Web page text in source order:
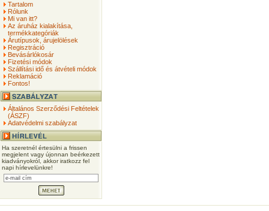
Tartalom
Rólunk
Mi van itt?
Az áruház kialakítása,
termékkategóriák
Árutípusok, árujelölések
Regisztráció
Bevásárlókosár
Fizetési módok
Szállítási idő és átvételi módok
Reklamáció
Fontos!
Általános Szerződési Feltételek
(ÁSZF)
Adatvédelmi szabályzat
Ha szeretnél értesülni a frissen
megjelent vagy újonnan beérkezett
kiadványokról, akkor iratkozz fel
napi hírlevelünkre!